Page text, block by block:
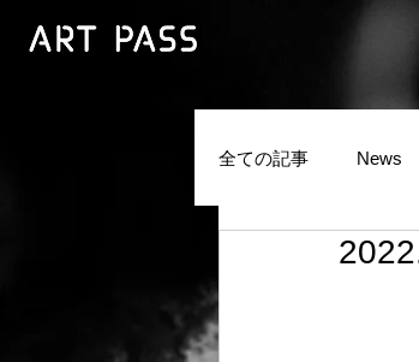
全ての記事 News